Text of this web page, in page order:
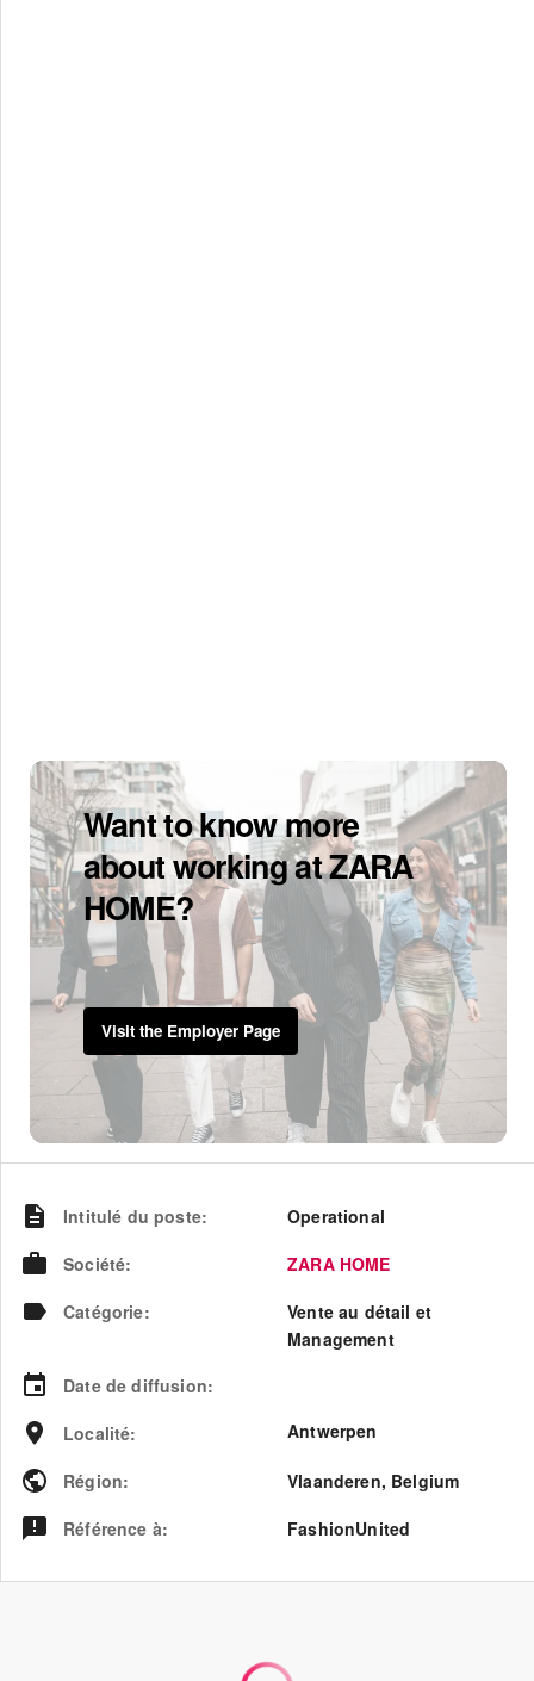
Want to know more
about working at ZARA
HOME?
Visit the Employer Page
Intitulé du poste:
Operational
Société:
ZARA HOME
Catégorie:
Vente au détail et
Management
Date de diffusion:
Localité: Antwerpen
Région: Vlaanderen, Belgium
Référence à: FashionUnited